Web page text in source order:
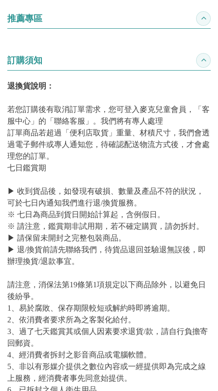
推薦專區 收合
訂購須知 收合
退換貨說明：
若您訂購後有取消訂單需求，您可登入麥克兒童會員，「客
服中心」的「聯絡客服」。我們將有專人處理
訂單商品若超過「便利店取貨」重量、材積尺寸，我們會透
過電子郵件或專人通知您，待確認配送物流方式後，才會處
理您的訂單。
七日鑑賞期
▶ 收到貨品後，如發現有破損、數量及產品不符的狀況，
可於七日內通知我們進行退/換貨服務。
※ 七日為商品到貨日開始計算起，含例假日。
※ 請注意，鑑賞期非試用期，若不確定購買，請勿拆封。
▶ 請保留未開封之完整包裝商品。
▶ 退/換貨前請先聯絡我們，待貨品退回並驗退無誤後，即
辦理換貨/退款事宜。
請注意，消保法第19條第1項規定以下商品除外，以避免日
後紛爭。
1、易於腐敗、保存期限較短或解約時即將逾期。
2、依消費者要求所為之客製化給付。
3、過了七天鑑賞其或個人因素要求退貨/款，請自行負擔寄
回郵資。
4、經消費者拆封之影音商品或電腦軟體。
5、非以有形媒介提供之數位內容或一經提供即為完成之線
上服務，經消費者事先同意始提供。